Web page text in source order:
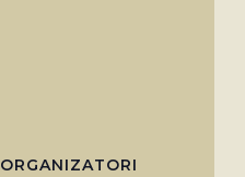
ORGANIZATORI